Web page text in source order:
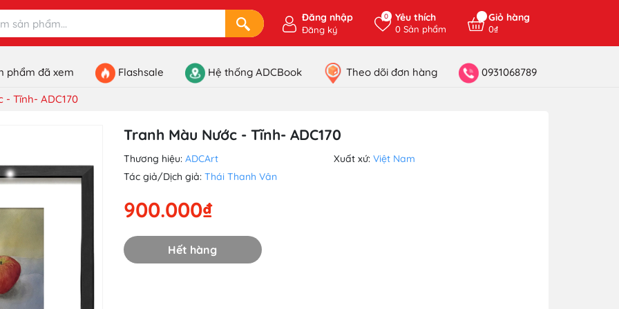
Đăng nhập
Đăng ký
0 Yêu thích
0Sản phẩm
Giỏ hàng
0₫
phẩm đã xem Flashsale Hệ thống ADCBook Theo dõi đơn hàng 0931068789
- Tĩnh- ADC170
Tranh Màu Nước - Tĩnh- ADC170
Thương hiệu: ADCArt Xuất xứ: Việt Nam
Tác giả/Dịch giả: Thái Thanh Vân
900.000₫
Hết hàng